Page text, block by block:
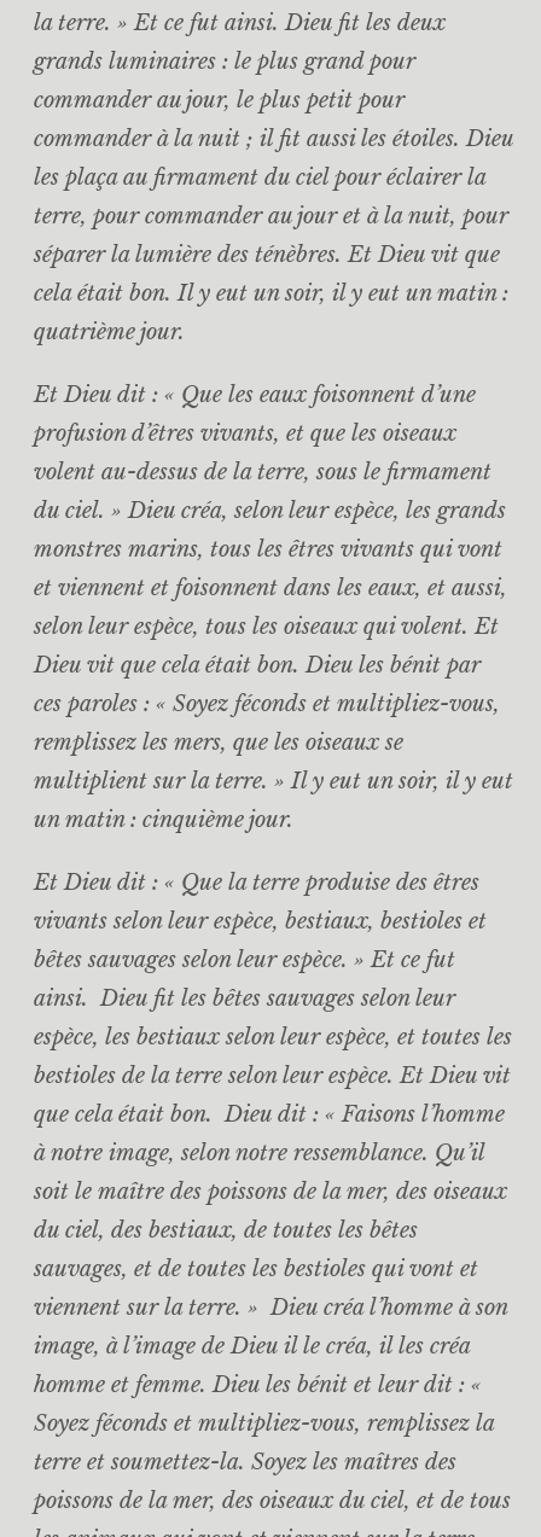
la terre. » Et ce fut ainsi. Dieu fit les deux
grands luminaires : le plus grand pour
commander au jour, le plus petit pour
commander à la nuit ; il fit aussi les étoiles. Dieu
les plaça au firmament du ciel pour éclairer la
terre, pour commander au jour et à la nuit, pour
séparer la lumière des ténèbres. Et Dieu vit que
cela était bon. Il y eut un soir, il y eut un matin :
quatrième jour.
Et Dieu dit : « Que les eaux foisonnent d’une
profusion d’êtres vivants, et que les oiseaux
volent au-dessus de la terre, sous le firmament
du ciel. » Dieu créa, selon leur espèce, les grands
monstres marins, tous les êtres vivants qui vont
et viennent et foisonnent dans les eaux, et aussi,
selon leur espèce, tous les oiseaux qui volent. Et
Dieu vit que cela était bon. Dieu les bénit par
ces paroles : « Soyez féconds et multipliez-vous,
remplissez les mers, que les oiseaux se
multiplient sur la terre. » Il y eut un soir, il y eut
un matin : cinquième jour.
Et Dieu dit : « Que la terre produise des êtres
vivants selon leur espèce, bestiaux, bestioles et
bêtes sauvages selon leur espèce. » Et ce fut
ainsi. Dieu fit les bêtes sauvages selon leur
espèce, les bestiaux selon leur espèce, et toutes les
bestioles de la terre selon leur espèce. Et Dieu vit
que cela était bon. Dieu dit : « Faisons l’homme
à notre image, selon notre ressemblance. Qu’il
soit le maître des poissons de la mer, des oiseaux
du ciel, des bestiaux, de toutes les bêtes
sauvages, et de toutes les bestioles qui vont et
viennent sur la terre. » Dieu créa l’homme à son
image, à l’image de Dieu il le créa, il les créa
homme et femme. Dieu les bénit et leur dit : «
Soyez féconds et multipliez-vous, remplissez la
terre et soumettez-la. Soyez les maîtres des
poissons de la mer, des oiseaux du ciel, et de tous